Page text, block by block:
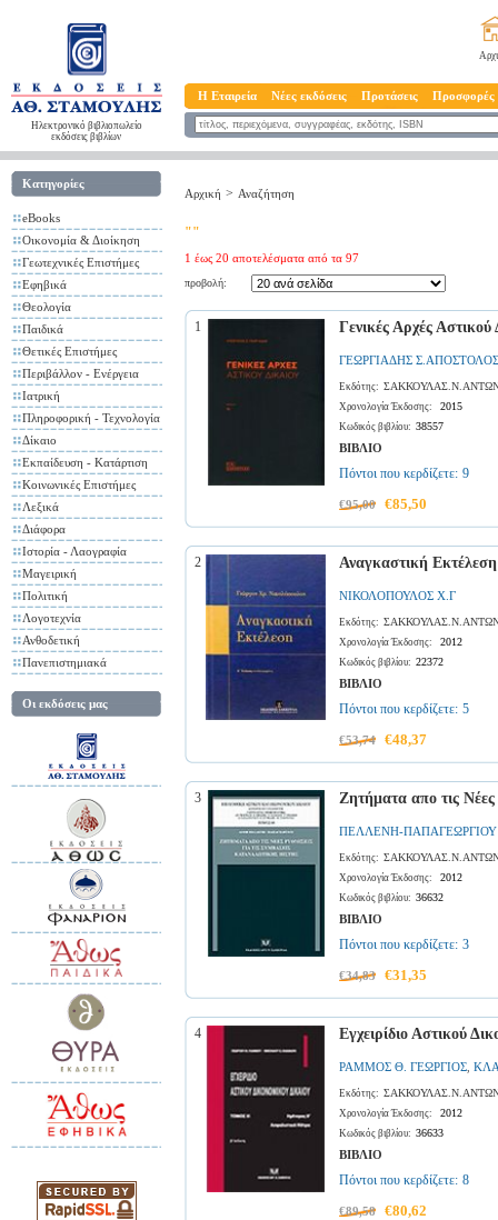
Ηλεκτρονικό βιβλιοπωλείο
εκδόσεις βιβλίων
Η Εταιρεία Νέες εκδόσεις Προτάσεις Προσφορές
Κατηγορίες
eBooks
Οικονομία & Διοίκηση
Γεωτεχνικές Επιστήμες
Εφηβικά
Θεολογία
Παιδικά
Θετικές Επιστήμες
Περιβάλλον - Ενέργεια
Ιατρική
Πληροφορική - Τεχνολογία
Δίκαιο
Εκπαίδευση - Κατάρτιση
Κοινωνικές Επιστήμες
Λεξικά
Διάφορα
Ιστορία - Λαογραφία
Μαγειρική
Πολιτική
Λογοτεχνία
Ανθοδετική
Πανεπιστημιακά
Οι εκδόσεις μας
Αρχική > Αναζήτηση
""
1 έως 20 αποτελέσματα από τα 97
προβολή:
1 Γενικές Αρχές
ΓΕΩΡΓΙΑΔΗΣ Σ.ΑΠΟΣΤΟΛΟΣ
Εκδότης:
Χρονολογία Έκδοσης: 2015
Κωδικός βιβλίου: 38557
ΒΙΒΛΙΟ
Πόντοι που κερδίζετε: 9
€95,00 €85,50
2 Αναγκαστική Εκτέλεση
ΝΙΚΟΛΟΠΟΥΛΟΣ Χ.Γ
Εκδότης:
Χρονολογία Έκδοσης: 2012
Κωδικός βιβλίου: 22372
ΒΙΒΛΙΟ
Πόντοι που κερδίζετε: 5
€53,74 €48,37
3 Ζητήματα απο τις Νέες
ΠΕΛΛΕΝΗ-
Εκδότης:
Χρονολογία Έκδοσης: 2012
Κωδικός βιβλίου: 36632
ΒΙΒΛΙΟ
Πόντοι που κερδίζετε: 3
€34,83 €31,35
4 Εγχειρίδιο Αστικού
ΡΑΜΜΟΣ Θ. ΓΕΩΡΓΙΟΣ
Εκδότης:
Χρονολογία Έκδοσης: 2012
Κωδικός βιβλίου: 36633
ΒΙΒΛΙΟ
Πόντοι που κερδίζετε: 8
€89,58 €80,62